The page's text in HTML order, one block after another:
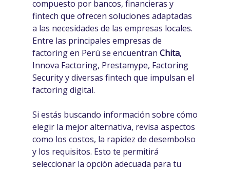
compuesto por bancos, financieras y
fintech que ofrecen soluciones adaptadas
a las necesidades de las empresas locales.
Entre las principales empresas de
factoring en Perú se encuentran Chita,
Innova Factoring, Prestamype, Factoring
Security y diversas fintech que impulsan el
factoring digital.
Si estás buscando información sobre cómo
elegir la mejor alternativa, revisa aspectos
como los costos, la rapidez de desembolso
y los requisitos. Esto te permitirá
seleccionar la opción adecuada para tu